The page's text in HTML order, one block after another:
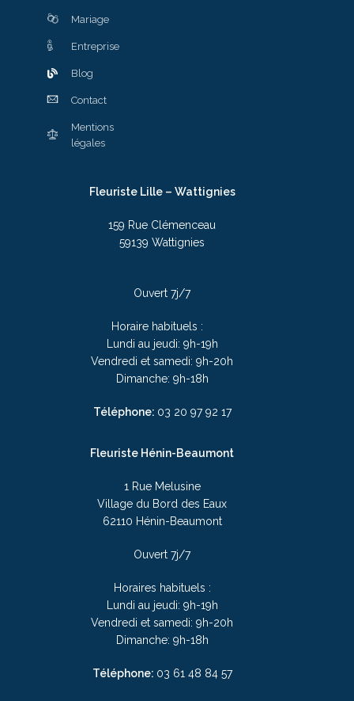
Mariage
Entreprise
Blog
Contact
Mentions
légales
Fleuriste Lille – Wattignies
159 Rue Clémenceau
59139 Wattignies
Ouvert 7j/7
Horaire habituels :
Lundi au jeudi: 9h-19h
Vendredi et samedi: 9h-20h
Dimanche: 9h-18h
Téléphone: 03 20 97 92 17
Fleuriste Hénin-Beaumont
1 Rue Melusine
Village du Bord des Eaux
62110 Hénin-Beaumont
Ouvert 7j/7
Horaires habituels :
Lundi au jeudi: 9h-19h
Vendredi et samedi: 9h-20h
Dimanche: 9h-18h
Téléphone: 03 61 48 84 57